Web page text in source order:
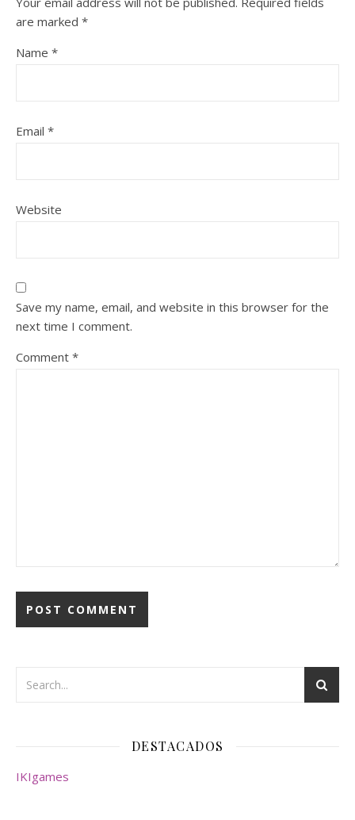
are marked *
Name *
Email *
Website
Save my name, email, and website in this browser for the
next time I comment.
Comment *
DESTACADOS
IKIgames